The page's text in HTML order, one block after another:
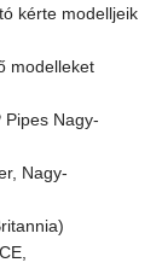
kérte modelljeik
modelleket
Pipes Nagy-
Nagy-